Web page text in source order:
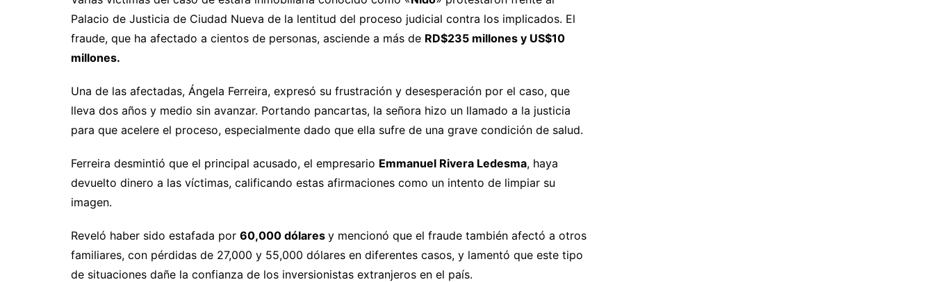
Palacio de Justicia de Ciudad Nueva de la lentitud del proceso judicial contra los implicados. El
fraude, que ha afectado a cientos de personas, asciende a más de RD$235 millones y US$10
millones.
Una de las afectadas, Ángela Ferreira, expresó su frustración y desesperación por el caso, que
lleva dos años y medio sin avanzar. Portando pancartas, la señora hizo un llamado a la justicia
para que acelere el proceso, especialmente dado que ella sufre de una grave condición de salud.
Ferreira desmintió que el principal acusado, el empresario Emmanuel Rivera Ledesma, haya
devuelto dinero a las víctimas, calificando estas afirmaciones como un intento de limpiar su
imagen.
Reveló haber sido estafada por 60,000 dólares y mencionó que el fraude también afectó a otros
familiares, con pérdidas de 27,000 y 55,000 dólares en diferentes casos, y lamentó que este tipo
de situaciones dañe la confianza de los inversionistas extranjeros en el país.